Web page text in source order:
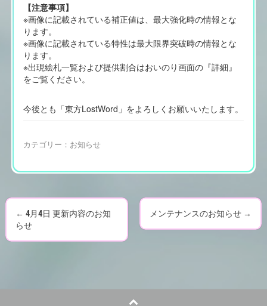
【注意事項】
※画像に記載されている補正値は、最大強化時の情報とな
ります。
※画像に記載されている特性は最大限界突破時の情報とな
ります。
※出現絵札一覧および提供割合はおいのり画面の『詳細』
をご覧ください。
今後とも「東方LostWord」をよろしくお願いいたします。
カテゴリー： お知らせ
P
← 4月4日 更新内容のお知
らせ
メンテナンスのお知らせ →